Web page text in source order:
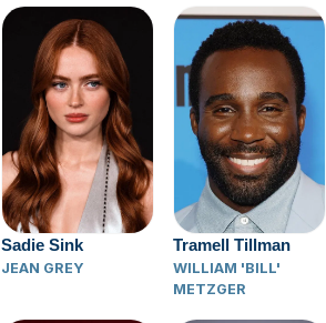
Sadie Sink
JEAN GREY
Tramell Tillman
WILLIAM 'BILL'
METZGER